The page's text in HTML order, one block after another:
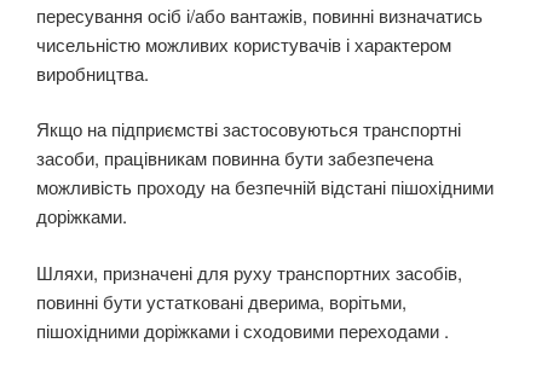
пересування осіб і/або вантажів, повинні ви­значатись
чисельністю можливих користувачів і характером
виробництва.
Якщо на підприємстві застосовуються транспортні
засоби, працівникам повинна бути забез­печена
можливість проходу на безпечній відстані пішохідними
доріжками.
Шляхи, призначені для руху транспортних засобів,
повинні бути устатковані дверима, воріть­ми,
пішохідними доріжками і сходовими переходами .